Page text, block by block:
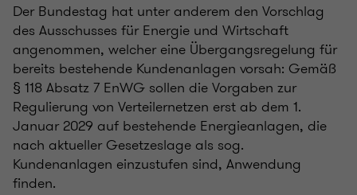
Der Bundestag hat unter anderem den Vorschlag
des Ausschusses für Energie und Wirtschaft
angenommen, welcher eine Übergangsregelung für
bereits bestehende Kundenanlagen vorsah: Gemäß
§ 118 Absatz 7 EnWG sollen die Vorgaben zur
Regulierung von Verteilernetzen erst ab dem 1.
Januar 2029 auf bestehende Energieanlagen, die
nach aktueller Gesetzeslage als sog.
Kundenanlagen einzustufen sind, Anwendung
finden.